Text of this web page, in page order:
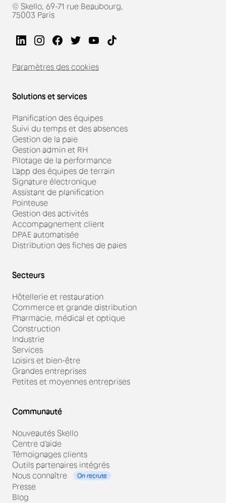
© Skello, 69-71 rue Beaubourg,
75003 Paris
Paramètres des cookies
Solutions et services
Planification des équipes
Suivi du temps et des absences
Gestion de la paie
Gestion admin et RH
Pilotage de la performance
L'app des équipes de terrain
Signature électronique
Assistant de planification
Pointeuse
Gestion des activités
Accompagnement client
DPAE automatisée
Distribution des fiches de paies
Secteurs
Hôtellerie et restauration
Commerce et grande distribution
Pharmacie, médical et optique
Construction
Industrie
Services
Loisirs et bien-être
Grandes entreprises
Petites et moyennes entreprises
Communauté
Nouveautés Skello
Centre d'aide
Témoignages clients
Outils partenaires intégrés
Nous connaître
On recrute
Presse
Blog